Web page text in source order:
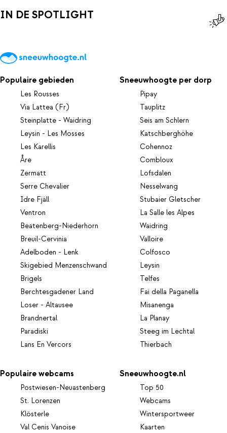
IN DE SPOTLIGHT
Populaire gebieden
Les Rousses
Via Lattea (Fr)
Steinplatte - Waidring
Leysin - Les Mosses
Les Karellis
Åre
Zermatt
Serre Chevalier
Idre Fjäll
Ventron
Beatenberg-Niederhorn
Breuil-Cervinia
Adelboden - Lenk
Skigebied Menzenschwand
Brigels
Berchtesgadener Land
Loser - Altausee
Brandnertal
Paradiski
Lans En Vercors
Sneeuwhoogte per dorp
Pipay
Tauplitz
Seis am Schlern
Katschberghöhe
Cohennoz
Combloux
Lofsdalen
Nesselwang
Stubaier Gletscher
La Salle les Alpes
Waidring
Valloire
Colfosco
Leysin
Telfes
Fai della Paganella
Misanenga
La Planay
Steeg im Lechtal
Thierbach
Populaire webcams
Postwiesen-Neuastenberg
St. Lorenzen
Klösterle
Val Cenis Vanoise
Sneeuwhoogte.nl
Top 50
Webcams
Wintersportweer
Kaarten